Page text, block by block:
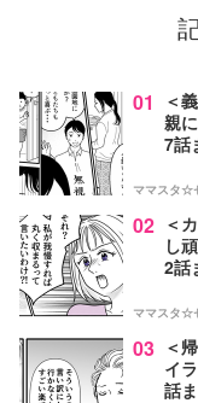
01
＜
親
7話
ママスタ☆
02 ＜
し
2話
ママスタ☆
03 ＜
イ
話